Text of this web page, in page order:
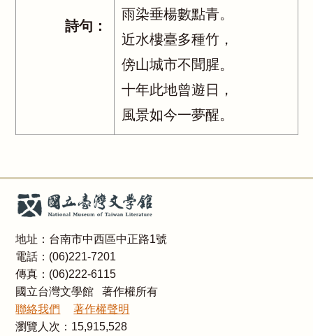
詩句：
雨染垂楊數點青。
近水樓臺多種竹，
傍山城市不聞腥。
十年此地曾遊日，
風景如今一夢醒。
地址：台南市中西區中正路1號
電話：(06)221-7201
傳真：(06)222-6115
國立台灣文學館 著作權所有
聯絡我們
著作權聲明
瀏覽人次： 15,915,528